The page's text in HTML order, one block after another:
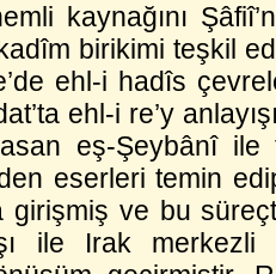
kaynağını
birikimi teşkil
ehl-i hadîs
ehl-i re’y
eş-Şeybânî ile
eserleri temin
girişmiş ve bu
ile Irak merkezli